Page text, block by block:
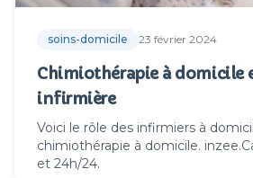
soins-domicile 23 février 2024
Chimiothérapie à domicile
infirmière
Voici le rôle des infirmiers à
chimiothérapie à domicile.
et 24h/24.